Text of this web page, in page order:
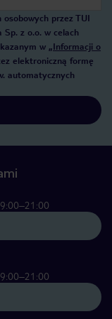
przez TUI
Sp. z o.o. w celach
w „Informacji o
elektroniczną formę
automatycznych